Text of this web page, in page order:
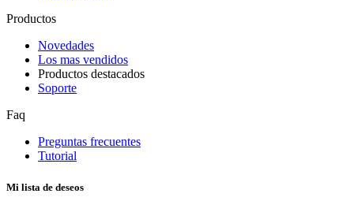
Productos
Novedades
Los mas vendidos
Productos destacados
Soporte
Faq
Preguntas frecuentes
Tutorial
Mi lista de deseos